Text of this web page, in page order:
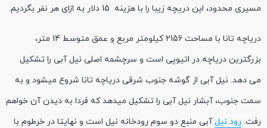
مسیری محدود، این دریچه زیبا را با هزینه 15 دلار به ازای هر نفر بگردیم.
دریاچه تانا با مساحت 2156 کیلومتر مربع و عمق متوسط 14 متر،
بزرگترین دریاچه در اتیوپی است و سرچشمه اصلی نیل آبی را تشکیل
می دهد. نیل آبی از گوشه جنوب شرقی دریاچه تانا شروع میشود و به
سمت جنوب، آبشار نیل آبی را تشکیل میدهد که فردا به دیدن آن خواهم
رفت. رود نیلآبی منبع دو سوم رودخانه نیل است و نهایتا در خرطوم با